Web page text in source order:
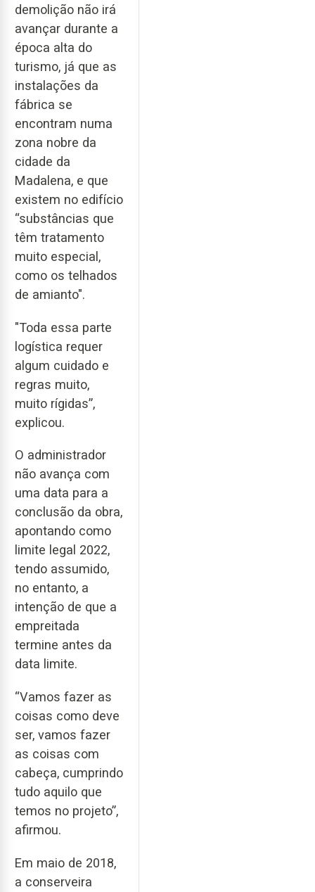
demolição não irá
avançar durante a
época alta do
turismo, já que as
instalações da
fábrica se
encontram numa
zona nobre da
cidade da
Madalena, e que
existem no edifício
“substâncias que
têm tratamento
muito especial,
como os telhados
de amianto".
"Toda essa parte
logística requer
algum cuidado e
regras muito,
muito rígidas”,
explicou.
O administrador
não avança com
uma data para a
conclusão da obra,
apontando como
limite legal 2022,
tendo assumido,
no entanto, a
intenção de que a
empreitada
termine antes da
data limite.
“Vamos fazer as
coisas como deve
ser, vamos fazer
as coisas com
cabeça, cumprindo
tudo aquilo que
temos no projeto”,
afirmou.
Em maio de 2018,
a conserveira